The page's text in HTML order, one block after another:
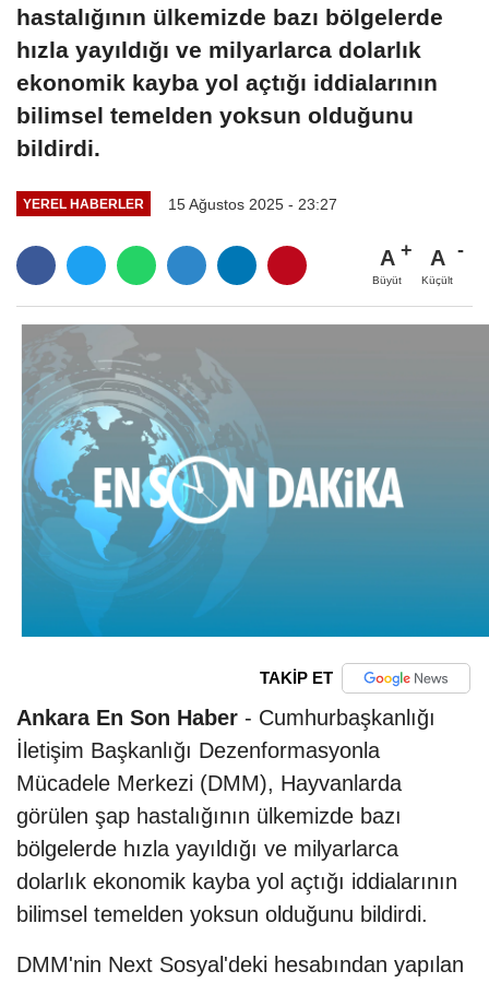
hastalığının ülkemizde bazı bölgelerde
hızla yayıldığı ve milyarlarca dolarlık
ekonomik kayba yol açtığı iddialarının
bilimsel temelden yoksun olduğunu
bildirdi.
YEREL HABERLER 15 Ağustos 2025 - 23:27
A
Büyüt
A
Küçült
TAKİP ET
Ankara En Son Haber - Cumhurbaşkanlığı
İletişim Başkanlığı Dezenformasyonla
Mücadele Merkezi (DMM), Hayvanlarda
görülen şap hastalığının ülkemizde bazı
bölgelerde hızla yayıldığı ve milyarlarca
dolarlık ekonomik kayba yol açtığı iddialarının
bilimsel temelden yoksun olduğunu bildirdi.
DMM'nin Next Sosyal'deki hesabından yapılan